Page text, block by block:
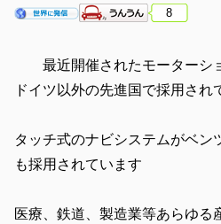
8
最近開催されたモーターシ
ドイツ以外の先進国で採用され
タッチ式のナビシステムがベン
も採用されています
医療、鉄道、製造業等あらゆる